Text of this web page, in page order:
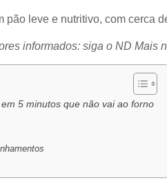
pão leve e nutritivo, com cerca
informados: siga o ND Mais
5 minutos que não vai ao forno